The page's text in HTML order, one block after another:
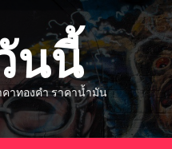
นนี้
าทองคำ ราคาน้ำมัน